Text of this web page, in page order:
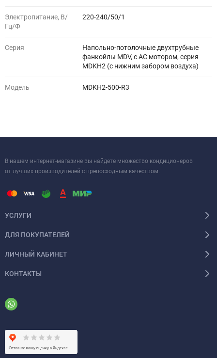
Электропитание, В/
Гц/Ф
220-240/50/1
Серия
Напольно-потолочные двухтрубные
фанкойлы MDV, с АС мотором, серия
MDKH2 (с нижним забором воздуха)
Модель MDKH2-500-R3
В нашем интернет-магазине вы найдете множество кондиционеров
от лучших производителей с превосходным качеством.
УСЛУГИ
ДЛЯ ПОКУПАТЕЛЕЙ
ЛИЧНЫЙ КАБИНЕТ
КОНТАКТЫ